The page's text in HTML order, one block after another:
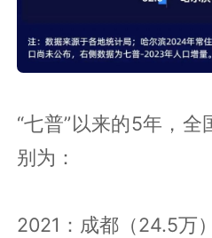
“七普”以来的5年，
别为：
2021：成都（24.5万）